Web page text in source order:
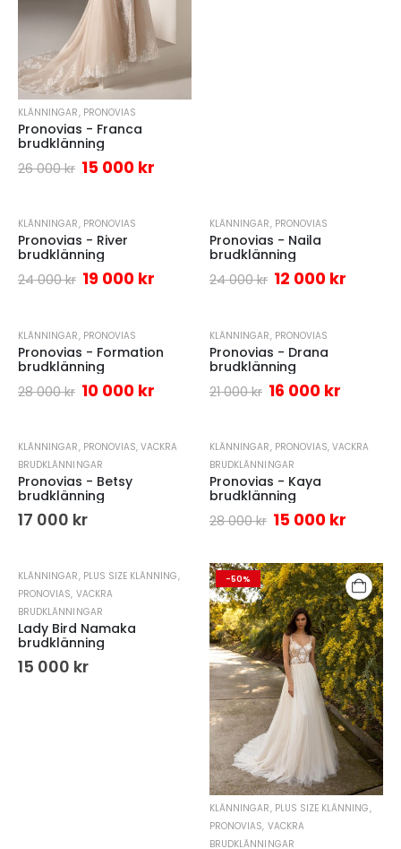
KLÄNNINGAR, PRONOVIAS
Pronovias - Franca
brudklänning
26 000kr 15 000 kr
-21%
KLÄNNINGAR, PRONOVIAS
Pronovias - River
brudklänning
24 000kr 19 000 kr
-50%
KLÄNNINGAR, PRONOVIAS
Pronovias - Naila
brudklänning
24 000kr 12 000 kr
-64%
KLÄNNINGAR, PRONOVIAS
Pronovias - Formation
brudklänning
28 000kr 10 000 kr
-24%
KLÄNNINGAR, PRONOVIAS
Pronovias - Drana
brudklänning
21 000kr 16 000 kr
KLÄNNINGAR, PRONOVIAS,VACKRA
BRUDKLÄNNINGAR
Pronovias - Betsy
brudklänning
17 000 kr
-46%
KLÄNNINGAR, PRONOVIAS,VACKRA
BRUDKLÄNNINGAR
Pronovias - Kaya
brudklänning
28 000kr 15 000 kr
KLÄNNINGAR, PLUS SIZE KLÄNNING,
PRONOVIAS, VACKRA
BRUDKLÄNNINGAR
Lady Bird Namaka
brudklänning
15 000 kr
-50%
KLÄNNINGAR, PLUS SIZE KLÄNNING,
PRONOVIAS, VACKRA
BRUDKLÄNNINGAR